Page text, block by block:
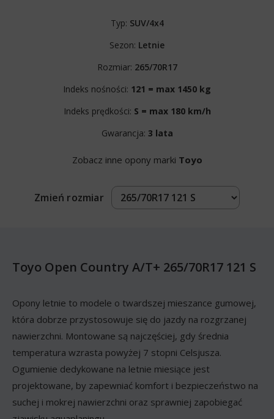
Typ: SUV/4x4
Sezon: Letnie
Rozmiar: 265/70R17
Indeks nośności: 121 = max 1450 kg
Indeks prędkości: S = max 180 km/h
Gwarancja: 3 lata
Zobacz inne opony marki Toyo
Zmień rozmiar
Toyo Open Country A/T+ 265/70R17 121 S
Opony letnie to modele o twardszej mieszance gumowej,
która dobrze przystosowuje się do jazdy na rozgrzanej
nawierzchni. Montowane są najczęściej, gdy średnia
temperatura wzrasta powyżej 7 stopni Celsjusza.
Ogumienie dedykowane na letnie miesiące jest
projektowane, by zapewniać komfort i bezpieczeństwo na
suchej i mokrej nawierzchni oraz sprawniej zapobiegać